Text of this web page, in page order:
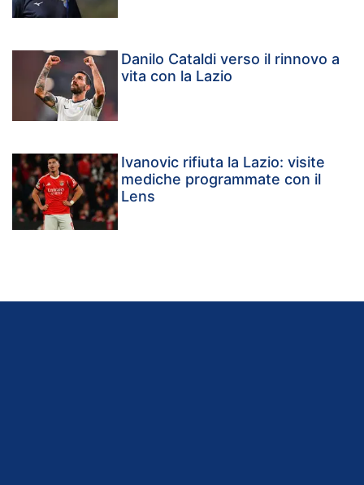
Danilo Cataldi verso il rinnovo a
vita con la Lazio
Ivanovic rifiuta la Lazio: visite
mediche programmate con il
Lens